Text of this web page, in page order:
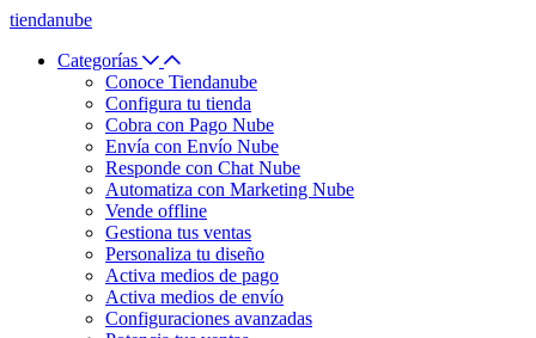
tiendanube
Categorías
Conoce Tiendanube
Configura tu tienda
Cobra con Pago Nube
Envía con Envío Nube
Responde con Chat Nube
Automatiza con Marketing Nube
Vende offline
Gestiona tus ventas
Personaliza tu diseño
Activa medios de pago
Activa medios de envío
Configuraciones avanzadas